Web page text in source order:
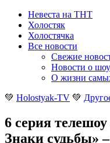
Невеста на ТНТ
Холостяк
Холостячка
Все новости
Свежие
Новости о
О жизни
💚 Holostyak-TV 💚
6 серия
Знаки судьбы»